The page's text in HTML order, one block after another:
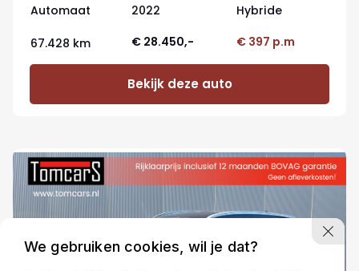
Automaat 2022 Hybride
67.428 km € 28.450,- € 397 p.m
Bekijk deze auto
We gebruiken cookies, wil je dat?